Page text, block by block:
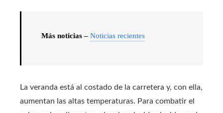
Más noticias – Noticias recientes
La veranda está al costado de la carretera y, con ella,
aumentan las altas temperaturas. Para combatir el